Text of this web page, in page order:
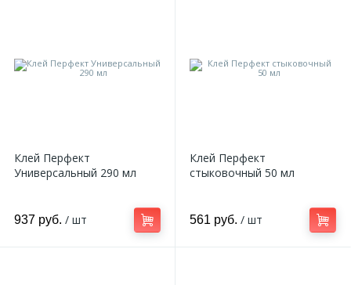
Клей Перфект
Универсальный 290 мл
937 руб. / шт
Клей Перфект
стыковочный 50 мл
561 руб. / шт